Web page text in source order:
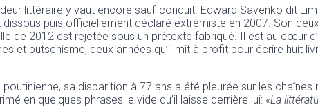
littéraire y vaut encore sauf-conduit. Edward Savenko dit
puis officiellement déclaré extrémiste en 2007. Son
de 2012 est rejetée sous un prétexte fabriqué. Il est au cœur
et putschisme, deux années qu’il mit à profit pour écrire huit
sa disparition à 77 ans a été pleurée sur les
en quelques phrases le vide qu’il laisse derrière lui: «La